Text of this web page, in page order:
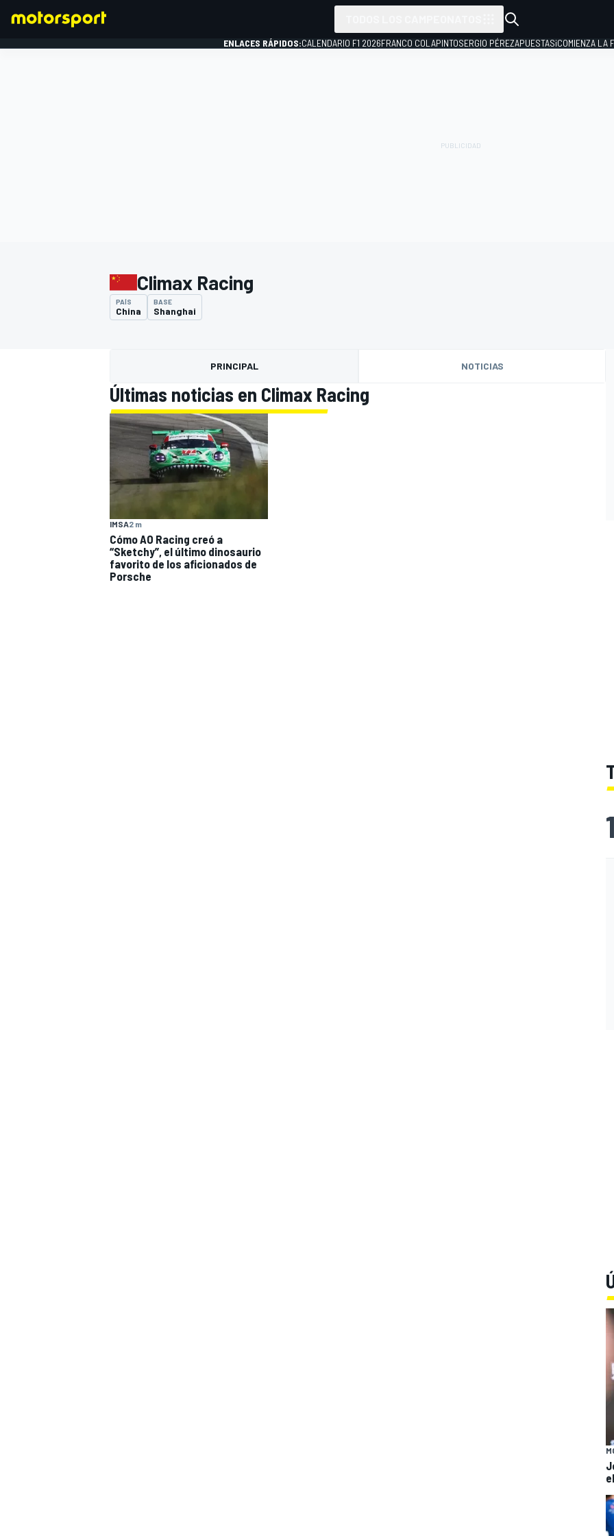
MOTOGP
ENLACES RÁPIDOS:CALENDARIO F1 2026FRANCO COLAPINTOSERGIO PÉREZAPUESTAS¡COMIENZA LA
Climax Racing
PAÍS
China
BASE
Shanghai
PRINCIPAL NOTICIAS
Últimas noticias en Climax Racing
IMSA2 m
Cómo AO Racing creó a
“Sketchy”, el último dinosaurio
favorito de los aficionados de
Porsche
1